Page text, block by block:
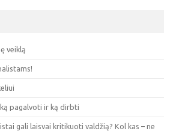
veiklą
pagalvoti ir ką dirbti
gali laisvai kritikuoti valdžią? Kol kas – ne